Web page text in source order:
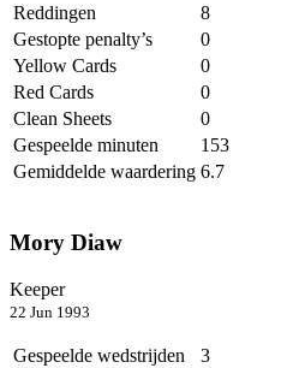
Reddingen
8
Gestopte penalty’s
0
Yellow Cards
0
Red Cards
0
Clean Sheets
0
Gespeelde minuten
153
Gemiddelde waardering 6.7
Mory Diaw
Keeper
22 Jun 1993
Gespeelde wedstrijden
3